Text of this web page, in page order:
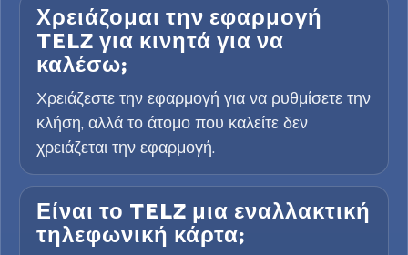
Χρειάζομαι την εφαρμογή
TELZ για κινητά για να
καλέσω;
Χρειάζεστε την εφαρμογή για να ρυθμίσετε την
κλήση, αλλά το άτομο που καλείτε δεν
χρειάζεται την εφαρμογή.
Είναι το TELZ μια εναλλακτική
τηλεφωνική κάρτα;